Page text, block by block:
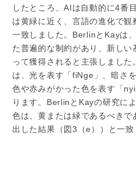
したところ、AIは自動的に4番
は黄緑に近く、言語の進化で
一致しました。BerlinとKayは
た普遍的な制約があり、新し
って獲得されると主張しまし
は、光を表す「fiNge」、暗さ
色や赤みがかった色を表す「
ります。BerlinとKayの研究に
色は、黄または緑であるべきで
出した結果（図3（e））と一致